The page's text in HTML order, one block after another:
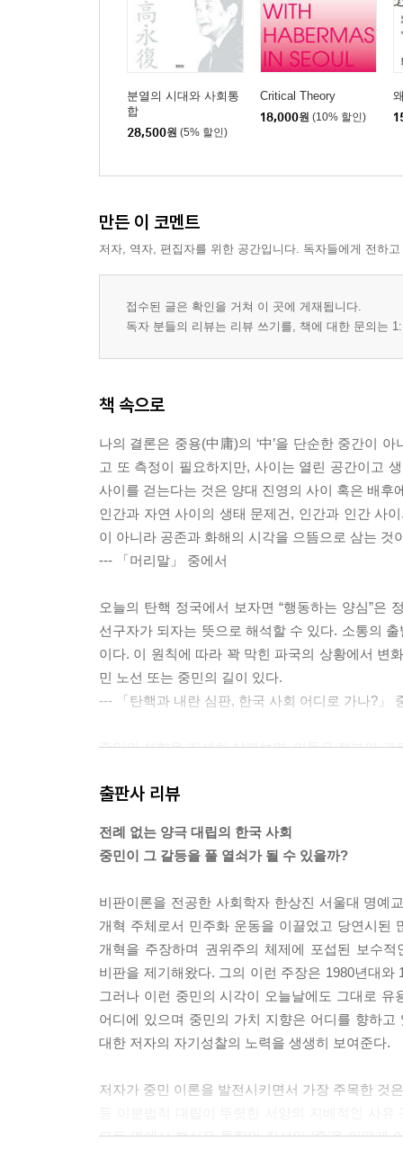
2. 중도 정치를 생각한다
3. 진보 정권의 미래가 불안한 이유
4. 성찰적 시민이 이끄는 제2근대 전환
6. 탄핵과 내란 심판, 한국 사회 어디로 가나?
7. ‘평화와 연대’ 제2광복의 물결 일으키자
분열의 시대와 사회통
합
28,500원 (5% 할인)
Critical Theory
18,000원 (10% 할인)
만든 이 코멘트
저자, 역자, 편집자를 위한 공간입니다. 독자들에게 전하
접수된 글은 확인을 거쳐 이 곳에 게재됩니다.
독자 분들의 리뷰는 리뷰 쓰기를, 책에 대한 문의는
책 속으로
나의 결론은 중용(中庸)의 ‘中’을 단순한 중간이
고 또 측정이 필요하지만, 사이는 열린 공간이고
사이를 걷는다는 것은 양대 진영의 사이 혹은 배
인간과 자연 사이의 생태 문제건, 인간과 인간 사
이 아니라 공존과 화해의 시각을 으뜸으로 삼는 것
--- 「머리말」 중에서
오늘의 탄핵 정국에서 보자면 “행동하는 양심”은
선구자가 되자는 뜻으로 해석할 수 있다. 소통의
이다. 이 원칙에 따라 꽉 막힌 파국의 상황에서 변
민 노선 또는 중민의 길이 있다.
--- 「탄핵과 내란 심판, 한국 사회 어디로 가나?」
중민의 성향을 자세히 살펴보면, 이들은 정부의
을 향한 독특한 가치관을 공유하고 있다는 것이다
--- 「진영 대립을 거부한 중민은 어디에 있나?」 중에서
출판사 리뷰
전례 없는 양극 대립의 한국 사회
중민이 그 갈등을 풀 열쇠가 될 수 있을까?
비판이론을 전공한 사회학자 한상진 서울대 명예
개혁 주체로서 민주화 운동을 이끌었고 당연시된
개혁을 주장하며 권위주의 체제에 포섭된 보수
비판을 제기해왔다. 그의 이런 주장은 1980년대
그러나 이런 중민의 시각이 오늘날에도 그대로
어디에 있으며 중민의 가치 지향은 어디를 향하
대한 저자의 자기성찰의 노력을 생생히 보여준다.
저자가 중민 이론을 발전시키면서 가장 주목한 것
모든 면에서 핵심은 통합의 질서인 ‘중’을 어떻